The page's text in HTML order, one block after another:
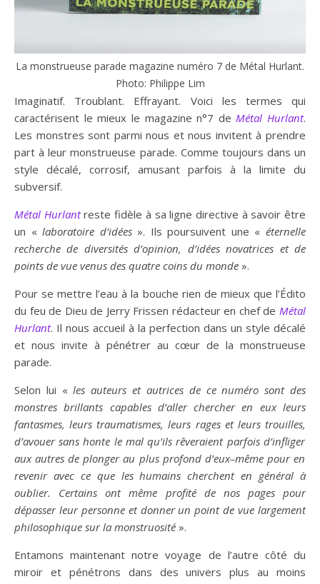
La monstrueuse parade magazine numéro 7 de Métal Hurlant.
Photo: Philippe Lim
Imaginatif. Troublant. Effrayant. Voici les termes qui
caractérisent le mieux le magazine n°7 deMétal Hurlant.
Les monstres sont parmi nous et nous invitent à prendre
part à leur monstrueuse parade. Comme toujours dans un
style décalé, corrosif, amusant parfois à la limite du
subversif.
Métal Hurlantreste fidèle à sa ligne directive à savoir être
un «laboratoire d’idées ». Ils poursuivent une «éternelle
recherche de diversités d’opinion, d’idées novatrices et de
points de vue venus des quatre coins du monde ».
Pour se mettre l’eau à la bouche rien de mieux que l’Édito
du feu de Dieu de Jerry Frissen rédacteur en chef de Métal
Hurlant. Il nous accueil à la perfection dans un style décalé
et nous invite à pénétrer au cœur de la monstrueuse
parade.
Selon lui «les auteurs et autrices de ce numéro sont des
monstresbrillants capablesd’aller chercher en eux leurs
fantasmes, leurs traumatismes, leurs rageset leurstrouilles,
d’avouer sans honte le mal qu’ilsrêveraientparfois d’infliger
aux autres de plonger au plus profond d’eux–même pour en
revenir avec ce que les humains cherchent en général à
oublier. Certains ont même profitéde nos pages pour
dépasser leur personne et donner un point de vue largement
philosophique sur la monstruosité ».
Entamons maintenant notre voyage de l’autre côté du
miroir et pénétrons dans des univers plus au moins